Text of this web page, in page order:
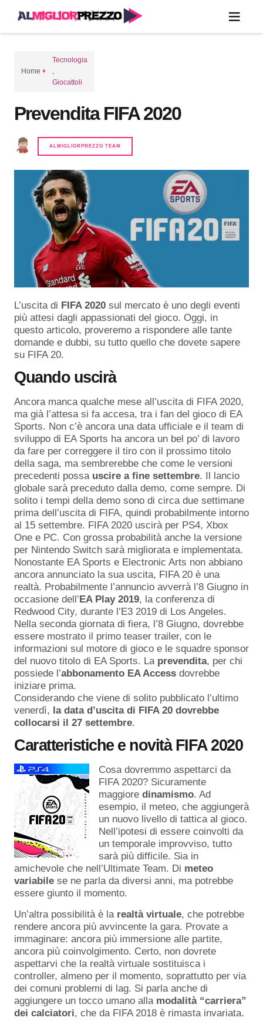
Home
Tecnologia
Giocattoli
Prevendita FIFA 2020
ALMIGLIORPREZZO TEAM
L’uscita di FIFA 2020 sul mercato è uno degli eventi
più attesi dagli appassionati del gioco. Oggi, in
questo articolo, proveremo a rispondere alle tante
domande e dubbi, su tutto quello che dovete sapere
su FIFA 20.
Quando uscirà
Ancora manca qualche mese all’uscita di FIFA 2020,
ma già l’attesa si fa accesa, tra i fan del gioco di EA
Sports. Non c’è ancora una data ufficiale e il team di
sviluppo di EA Sports ha ancora un bel po’ di lavoro
da fare per correggere il tiro con il prossimo titolo
della saga, ma sembrerebbe che come le versioni
precedenti possa uscire a fine settembre. Il lancio
globale sarà preceduto dalla demo, come sempre. Di
solito i tempi della demo sono di circa due settimane
prima dell’uscita di FIFA, quindi probabilmente intorno
al 15 settembre. FIFA 2020 uscirà per PS4, Xbox
One e PC. Con grossa probabilità anche la versione
per Nintendo Switch sarà migliorata e implementata.
Nonostante EA Sports e Electronic Arts non abbiano
ancora annunciato la sua uscita, FIFA 20 è una
realtà. Probabilmente l’annuncio avverrà l’8 Giugno in
occasione dell’EA Play 2019, la conferenza di
Redwood City, durante l’E3 2019 di Los Angeles.
Nella seconda giornata di fiera, l’8 Giugno, dovrebbe
essere mostrato il primo teaser trailer, con le
informazioni sul motore di gioco e le squadre sponsor
del nuovo titolo di EA Sports. La prevendita, per chi
possiede l’abbonamento EA Access dovrebbe
iniziare prima.
Considerando che viene di solito pubblicato l’ultimo
venerdì, la data d’uscita di FIFA 20 dovrebbe
collocarsi il 27 settembre.
Caratteristiche e novità FIFA 2020
Cosa dovremmo aspettarci da
FIFA 2020? Sicuramente
maggiore dinamismo. Ad
esempio, il meteo, che aggiungerà
un nuovo livello di tattica al gioco.
Nell’ipotesi di essere coinvolti da
un temporale improvviso, tutto
sarà più difficile. Sia in
amichevole che nell’Ultimate Team. Di meteo
variabile se ne parla da diversi anni, ma potrebbe
essere giunto il momento.
Un’altra possibilità è la realtà virtuale, che potrebbe
rendere ancora più avvincente la gara. Provate a
immaginare: ancora più immersione alle partite,
ancora più coinvolgimento. Certo, non dovrete
aspettarvi che la realtà virtuale sostituisca i
controller, almeno per il momento, soprattutto per via
dei comuni problemi di lag. Si parla anche di
aggiungere un tocco umano alla modalità “carriera”
dei calciatori, che da FIFA 2018 è rimasta invariata.